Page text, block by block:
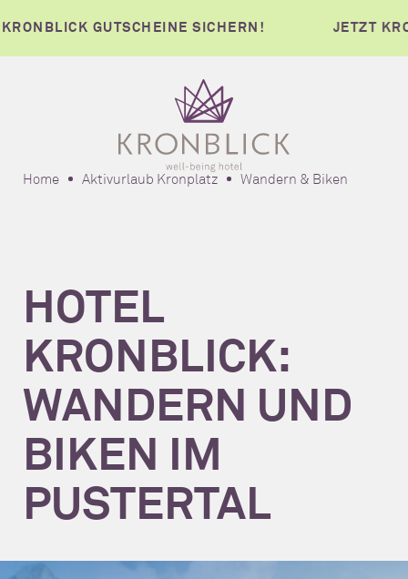
JETZT KRONBLICK
GUTSCHEINE SICHERN!
Home Aktivurlaub Kronplatz Wandern & Biken
HOTEL
KRONBLICK:
WANDERN UND
BIKEN IM
PUSTERTAL